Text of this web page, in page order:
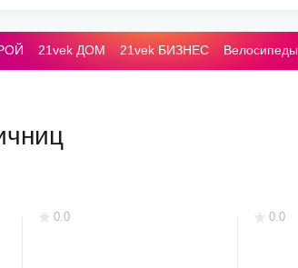
21vek ДОМ 21vek БИЗНЕС Велосипеды
0.0 0.0